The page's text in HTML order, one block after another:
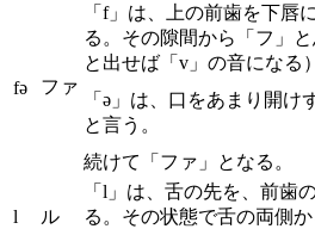
fə ファ
「f」は、上の前歯を下唇
る。その隙間から「フ」
と出せば「v」の音になる）
「ə」は、口をあまり開け
と言う。
続けて「ファ」となる。
l ル
「l」は、舌の先を、前歯
る。その状態で舌の両側